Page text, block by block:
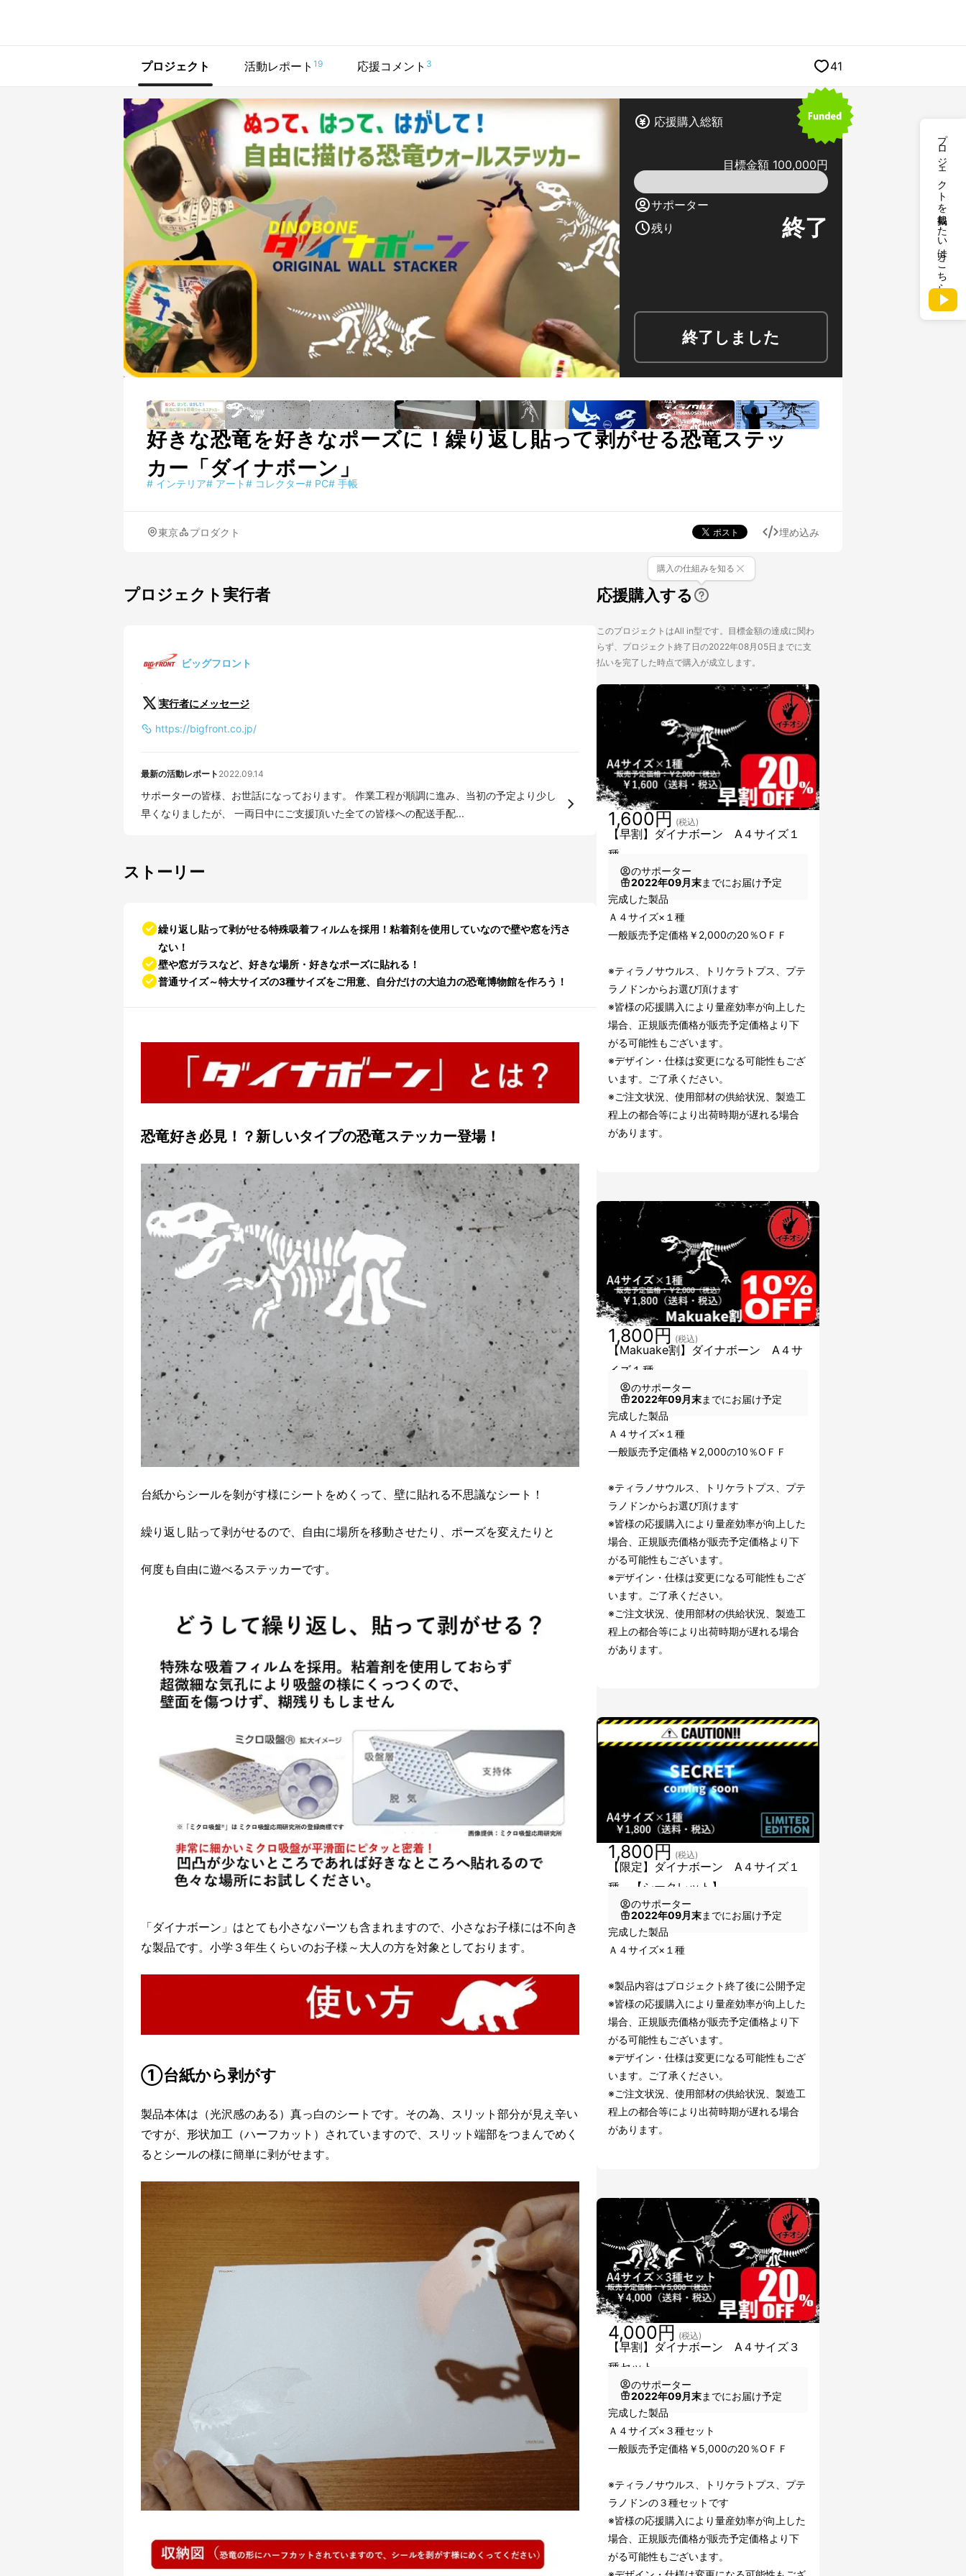
プロジェクトを掲載したい方はこちら
プロジェクト 活動レポート 19 応援コメント 3 41
応援購入総額
目標金額 100,000円
サポーター
残り
終了
終了しました
好きな恐竜を好きなポーズに！繰り返し貼って剥がせる恐竜ステッ
カー「ダイナボーン」
# インテリア# アート# コレクター# PC# 手帳
東京 プロダクト 埋め込み
プロジェクト実行者
ビッグフロント
実行者にメッセージ
https://bigfront.co.jp/
最新の活動レポート 2022.09.14
サポーターの皆様、お世話になっております。 作業工程が順調に進み、当初の予定より少し
早くなりましたが、 一両日中にご支援頂いた全ての皆様への配送手配...
ストーリー
繰り返し貼って剥がせる特殊吸着フィルムを採用！粘着剤を使用していなので壁や窓を汚さ
ない！
壁や窓ガラスなど、好きな場所・好きなポーズに貼れる！
普通サイズ～特大サイズの3種サイズをご用意、自分だけの大迫力の恐竜博物館を作ろう！
恐竜好き必見！？新しいタイプの恐竜ステッカー登場！
台紙からシールを剝がす様にシートをめくって、壁に貼れる不思議なシート！
繰り返し貼って剥がせるので、自由に場所を移動させたり、ポーズを変えたりと
何度も自由に遊べるステッカーです。
「ダイナボーン」はとても小さなパーツも含まれますので、小さなお子様には不向き
な製品です。小学３年生くらいのお子様～大人の方を対象としております。
①台紙から剥がす
製品本体は（光沢感のある）真っ白のシートです。その為、スリット部分が見え辛い
ですが、形状加工（ハーフカット）されていますので、スリット端部をつまんでめく
るとシールの様に簡単に剥がせます。
応援購入する
購入の仕組みを知る
このプロジェクトはAll in型です。目標金額の達成に関わ
らず、プロジェクト終了日の2022年08月05日までに支
払いを完了した時点で購入が成立します。
【早割】ダイナボーン A４サイズ１
種
1,600円 (税込)
のサポーター
2022年09月末までにお届け予定
完成した製品
Ａ４サイズ×１種
一般販売予定価格￥2,000の20％OＦＦ
※ティラノサウルス、トリケラトプス、プテ
ラノドンからお選び頂けます
※皆様の応援購入により量産効率が向上した
場合、正規販売価格が販売予定価格より下
がる可能性もございます。
※デザイン・仕様は変更になる可能性もござ
います。ご了承ください。
※ご注文状況、使用部材の供給状況、製造工
程上の都合等により出荷時期が遅れる場合
があります。
【Makuake割】ダイナボーン A４サ
イズ１種
1,800円 (税込)
のサポーター
2022年09月末までにお届け予定
完成した製品
Ａ４サイズ×１種
一般販売予定価格￥2,000の10％OＦＦ
※ティラノサウルス、トリケラトプス、プテ
ラノドンからお選び頂けます
※皆様の応援購入により量産効率が向上した
場合、正規販売価格が販売予定価格より下
がる可能性もございます。
※デザイン・仕様は変更になる可能性もござ
います。ご了承ください。
※ご注文状況、使用部材の供給状況、製造工
程上の都合等により出荷時期が遅れる場合
があります。
【限定】ダイナボーン A４サイズ１
種 【シークレット】
1,800円 (税込)
のサポーター
2022年09月末までにお届け予定
完成した製品
Ａ４サイズ×１種
※製品内容はプロジェクト終了後に公開予定
※皆様の応援購入により量産効率が向上した
場合、正規販売価格が販売予定価格より下
がる可能性もございます。
※デザイン・仕様は変更になる可能性もござ
います。ご了承ください。
※ご注文状況、使用部材の供給状況、製造工
程上の都合等により出荷時期が遅れる場合
があります。
【早割】ダイナボーン A４サイズ３
種セット
4,000円 (税込)
のサポーター
2022年09月末までにお届け予定
完成した製品
Ａ４サイズ×３種セット
一般販売予定価格￥5,000の20％OＦＦ
※ティラノサウルス、トリケラトプス、プテ
ラノドンの３種セットです
※皆様の応援購入により量産効率が向上した
場合、正規販売価格が販売予定価格より下
がる可能性もございます。